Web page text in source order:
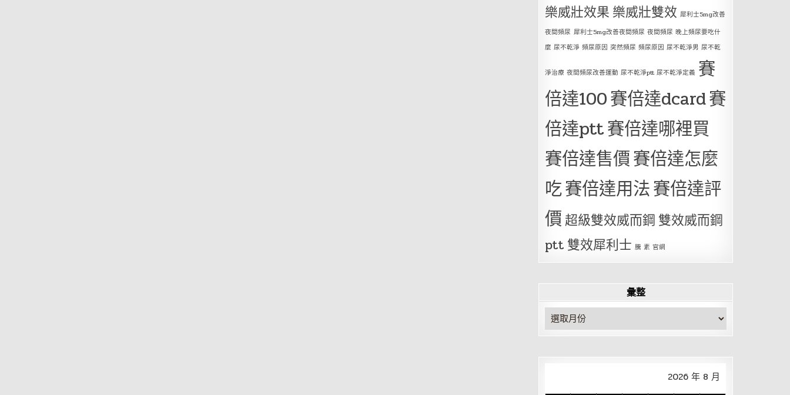
樂威壯效果 樂威壯雙效 犀利士5mg改善
夜間頻尿 犀利士5mg改善夜間頻尿 夜間頻尿 晚上頻尿要吃什
麼 尿不乾淨 頻尿原因 突然頻尿 頻尿原因 尿不乾淨男 尿不乾
淨治療 夜間頻尿改善運動 尿不乾淨ptt 尿不乾淨定義 賽
倍達100賽倍達dcard賽
倍達ptt賽倍達哪裡買
賽倍達售價賽倍達怎麼
吃賽倍達用法賽倍達評
價超級雙效威而鋼 雙效威而鋼
ptt 雙效犀利士 騰 素 官網
彙整
彙
整
2026 年 8 月